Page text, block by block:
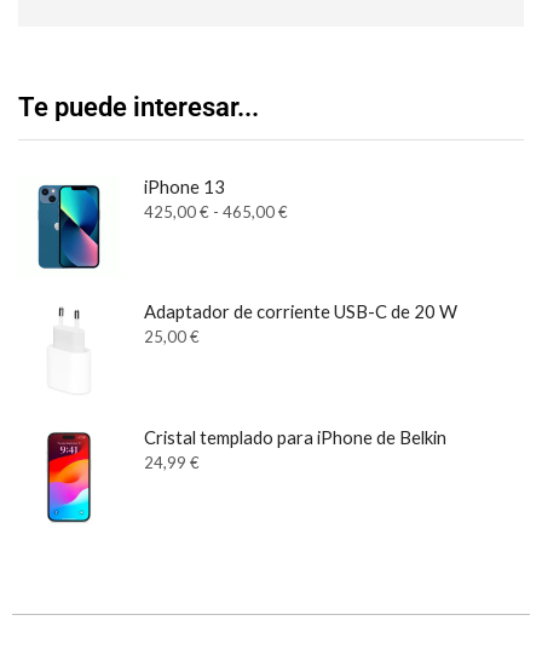
Te puede interesar...
iPhone 13
425,00€ - 465,00€
Adaptador de corriente USB-C de 20 W
25,00€
Cristal templado para iPhone de Belkin
24,99 €